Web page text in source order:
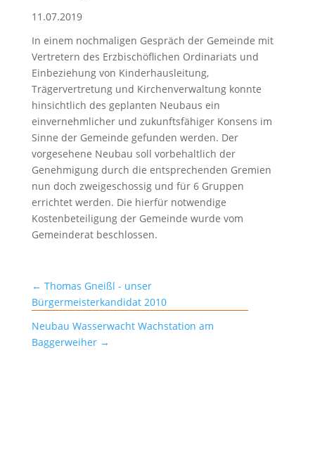
11.07.2019
In einem nochmaligen Gespräch der Gemeinde mit
Vertretern des Erzbischöflichen Ordinariats und
Einbeziehung von Kinderhausleitung,
Trägervertretung und Kirchenverwaltung konnte
hinsichtlich des geplanten Neubaus ein
einvernehmlicher und zukunftsfähiger Konsens im
Sinne der Gemeinde gefunden werden. Der
vorgesehene Neubau soll vorbehaltlich der
Genehmigung durch die entsprechenden Gremien
nun doch zweigeschossig und für 6 Gruppen
errichtet werden. Die hierfür notwendige
Kostenbeteiligung der Gemeinde wurde vom
Gemeinderat beschlossen.
← Thomas Gneißl - unser
Bürgermeisterkandidat 2010
Neubau Wasserwacht Wachstation am
Baggerweiher→